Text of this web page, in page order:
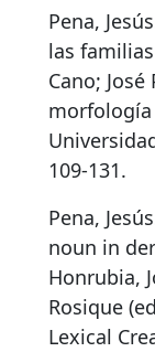
Pena,
las
Cano;
109-131.
Pena,
noun in
Honrubia,
Rosique
Lexical